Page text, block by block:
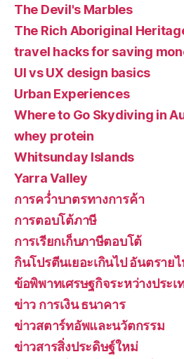
The Devil's Marbles
The Rich Aboriginal
travel hacks for saving
UI vs UX design basics
Urban Experiences
Where to Go Skydiving in
whey protein
Whitsunday Islands
Yarra Valley
การคว่ำบาตรทางการค้า
การตอบโต้ภาษี
การเรียกเก็บภาษีตอบโต้
กินโปรตีนเยอะเกินไป อันตราย
ข้อพิพาทเศรษฐกิจระหว่างประเ
ข่าว การเงิน ธนาคาร
ข่าวสตาร์ทอัพและนวัตกรรม
ข่าวสารสิ่งประดิษฐ์ใหม่